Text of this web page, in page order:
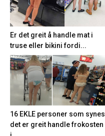
Er det greit å handle mat i
truse eller bikini fordi...
16 EKLE personer som synes
det er greit handle frokosten